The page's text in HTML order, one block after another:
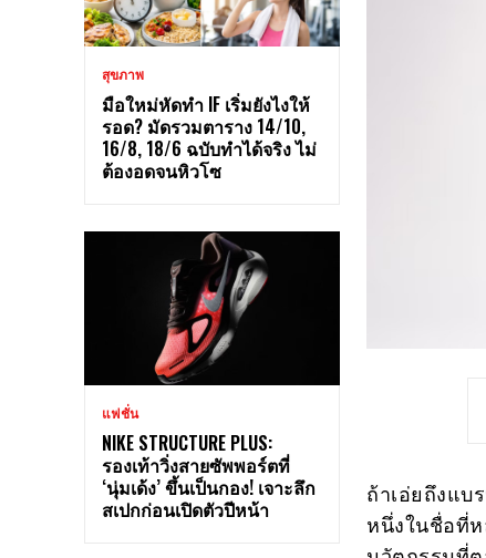
สุขภาพ
มือใหม่หัดทำ IF เริ่มยังไงให้
รอด? มัดรวมตาราง 14/10,
16/8, 18/6 ฉบับทำได้จริง ไม่
ต้องอดจนหิวโซ
แฟชั่น
NIKE STRUCTURE PLUS:
รองเท้าวิ่งสายซัพพอร์ตที่
‘นุ่มเด้ง’ ขึ้นเป็นกอง! เจาะลึก
สเปกก่อนเปิดตัวปีหน้า
ถ้าเอ่ยถึงแบ
หนึ่งในชื่อที่ห